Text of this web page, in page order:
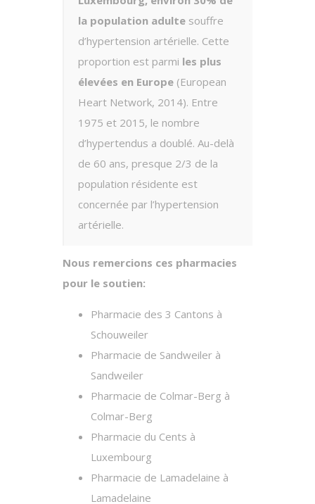
la population adulte souffre
d’hypertension artérielle. Cette
proportion est parmi les plus
élevées en Europe (European
Heart Network, 2014). Entre
1975 et 2015, le nombre
d’hypertendus a doublé. Au-delà
de 60 ans, presque 2/3 de la
population résidente est
concernée par l’hypertension
artérielle.
Nous remercions ces pharmacies
pour le soutien:
Pharmacie des 3 Cantons à
Schouweiler
Pharmacie de Sandweiler à
Sandweiler
Pharmacie de Colmar-Berg à
Colmar-Berg
Pharmacie du Cents à
Luxembourg
Pharmacie de Lamadelaine à
Lamadelaine